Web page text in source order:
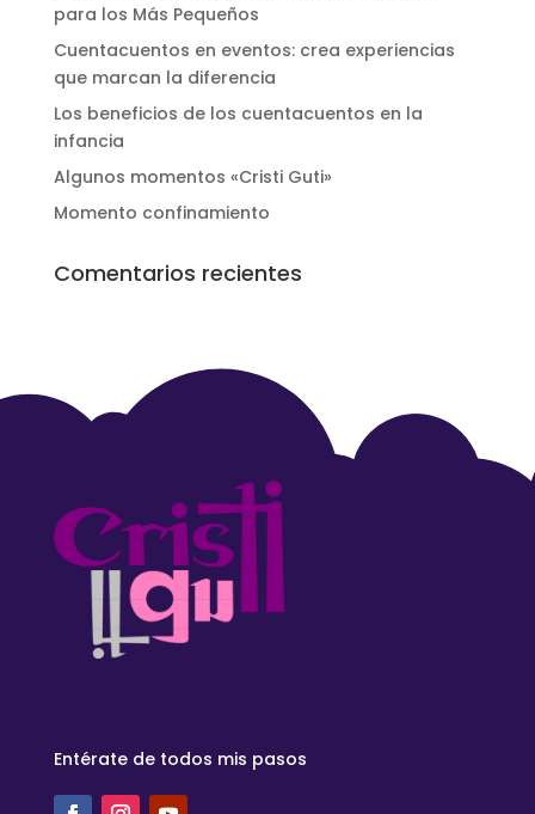
:
para los Más Pequeños
Cuentacuentos en eventos: crea experiencias
que marcan la diferencia
Los beneficios de los cuentacuentos en la
infancia
Algunos momentos «Cristi Guti»
Momento confinamiento
Comentarios recientes
Entérate de todos mis pasos